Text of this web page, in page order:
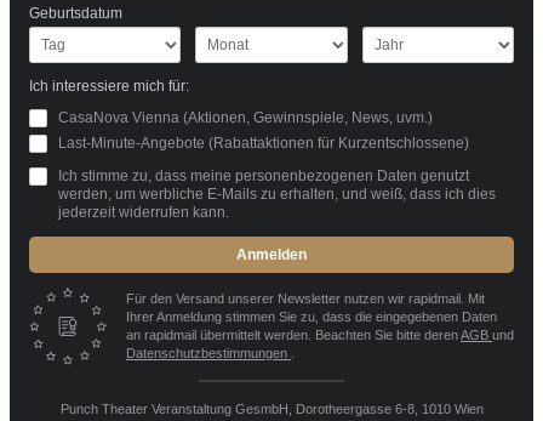
Geburtsdatum
Ich interessiere mich für:
CasaNova Vienna (Aktionen, Gewinnspiele, News, uvm.)
Last-Minute-Angebote (Rabattaktionen für Kurzentschlossene)
Ich stimme zu, dass meine personenbezogenen Daten genutzt
werden, um werbliche E-Mails zu erhalten, und weiß, dass ich dies
jederzeit widerrufen kann.
Anmelden
Für den Versand unserer Newsletter nutzen wir rapidmail. Mit
Ihrer Anmeldung stimmen Sie zu, dass die eingegebenen Daten
an rapidmail übermittelt werden. Beachten Sie bitte derenAGB und
Datenschutzbestimmungen
Punch Theater Veranstaltung GesmbH, Dorotheergasse 6-8, 1010 Wien